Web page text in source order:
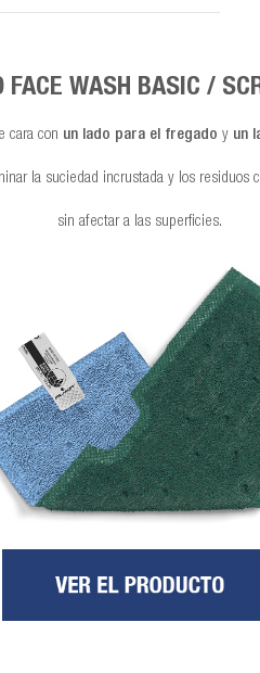
FACE WASH BASIC /
cara con un lado para el fregado y un
la suciedad incrustada y los residuos
sin afectar a las superficies.